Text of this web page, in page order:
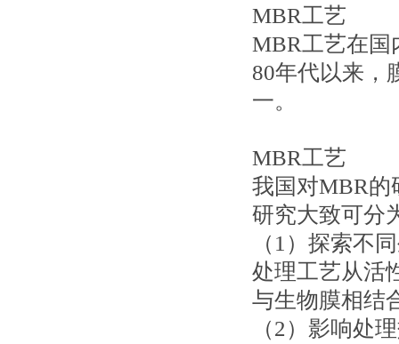
MBR工艺
MBR工艺在国
80年代以来，
一。
MBR工艺
我国对MBR的
研究大致可分
（1）探索不
处理工艺从活
与生物膜相结
（2）影响处